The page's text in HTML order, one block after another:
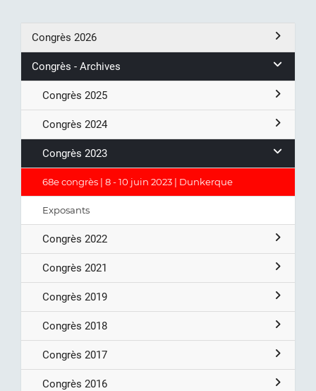
Congrès 2026
Congrès - Archives
Congrès 2025
Congrès 2024
Congrès 2023
68e congrès | 8 - 10 juin 2023 | Dunkerque
Exposants
Congrès 2022
Congrès 2021
Congrès 2019
Congrès 2018
Congrès 2017
Congrès 2016